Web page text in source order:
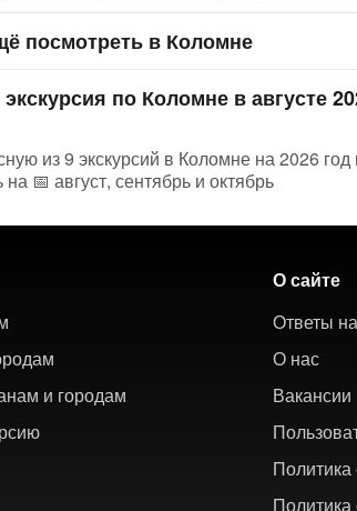
посмотреть в Коломне
по Коломне в августе
из 9 экскурсий в Коломне на 2026
📅 август, сентябрь и октябрь
и городам
О сайте
Ответы
О нас
Вакансии